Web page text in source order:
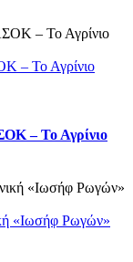
– Το Αγρίνιο
– Το Αγρίνιο
«Ιωσήφ Ρωγών»